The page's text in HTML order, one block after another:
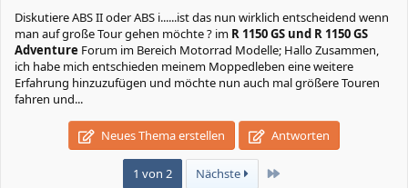
DiskutiereABS II oder ABS i......ist das nun wirklich entscheidend wenn
man auf große Tour gehen möchte ? im R 1150 GS und R 1150 GS
Adventure Forum im Bereich Motorrad Modelle; Hallo Zusammen,
ich habe mich entschieden meinem Moppedleben eine weitere
Erfahrung hinzuzufügen und möchte nun auch mal größere Touren
fahren und...
Neues Thema erstellen Antworten
1 von 2 Nächste Letzte